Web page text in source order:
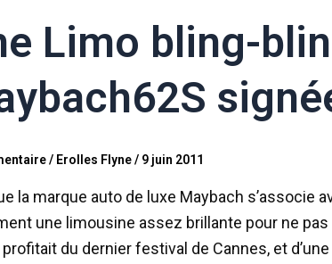
Limo bling-
/ Erolles Flyne/ 9 juin 2011
la marque auto de luxe Maybach s’associe
une limousine assez brillante pour ne
du dernier festival de Cannes, et